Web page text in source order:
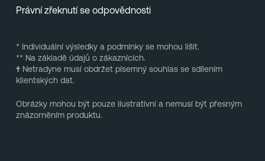
Právní zřeknutí se odpovědnosti
* Individuální výsledky a podmínky se mohou lišit.
** Na základě údajů o zákaznících.
†Netradyne musí obdržet písemný souhlas se sdílením
klientských dat.
Obrázky mohou být pouze ilustrativní a nemusí být přesným
znázorněním produktu.